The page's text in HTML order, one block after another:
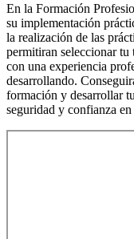
En la Formación
su implementación
la realización de las
permitiran seleccionar tu
con una experiencia
desarrollando.
formación y desarrollar
seguridad y confianza